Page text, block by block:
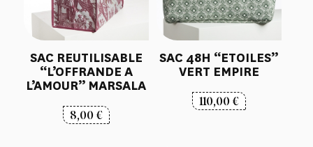
SAC REUTILISABLE
“L’OFFRANDE A
L’AMOUR” MARSALA
8,00€
SAC 48H “ETOILES”
VERT EMPIRE
110,00€